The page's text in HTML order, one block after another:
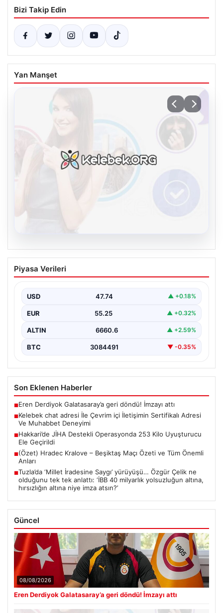
Bizi Takip Edin
Yan Manşet
Kelebek chat adresi İle Çevrim içi
İletişimin Sertifikalı Adresi Ve
Sanal dünyasında bireylerin kaliteli bir biçimde bağlantı
olarak…
Piyasa Verileri
USD 47.74 ▲ +0.18%
EUR 55.25 ▲ +0.32%
ALTIN 6660.6 ▲ +2.59%
BTC 3084491 ▼ -0.35%
Son Eklenen Haberler
■Eren Derdiyok Galatasaray’a geri döndü! İmzayı attı
■Kelebek chat adresi İle Çevrim içi İletişimin Sertifikalı Adresi
Ve Muhabbet Deneyimi
■Hakkari’de JİHA Destekli Operasyonda 253 Kilo Uyuşturucu
Ele Geçirildi
■(Özet) Hradec Kralove – Beşiktaş Maçı Özeti ve Tüm Önemli
Anları
■Tuzla’da ‘Millet İradesine Saygı’ yürüyüşü… Özgür Çelik ne
olduğunu tek tek anlattı: ‘İBB 40 milyarlık yolsuzluğun altına,
hırsızlığın altına niye imza atsın?’
Güncel
08/08/2026
Eren Derdiyok Galatasaray’a geri döndü! İmzayı attı